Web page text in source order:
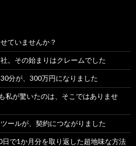
ていませんか？
。その始まりはクレームでした
分が、300万円になりました
私が驚いたのは、そこではありませ
ールが、契約につながりました
で1か月分を取り返した超地味な方法